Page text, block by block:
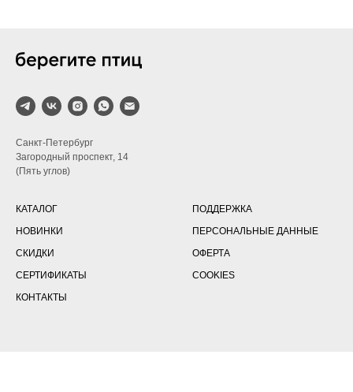
Санкт-Петербург
Загородный проспект, 14
(Пять углов)
КАТАЛОГ
НОВИНКИ
СКИДКИ
СЕРТИФИКАТЫ
КОНТАКТЫ
ПОДДЕРЖКА
ПЕРСОНАЛЬНЫЕ ДАННЫЕ
ОФЕРТА
COOKIES